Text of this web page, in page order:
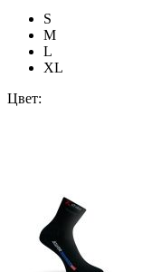
S
M
L
XL
Цвет: